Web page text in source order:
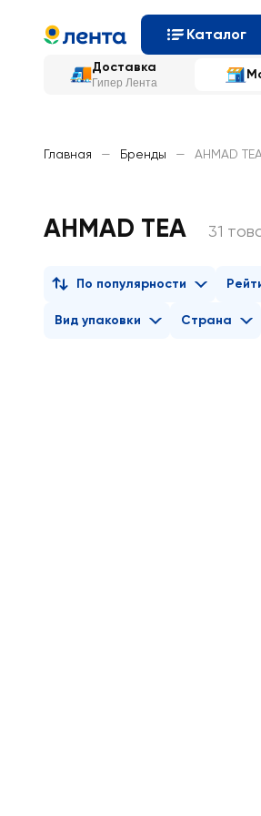
Каталог
Доставка
Гипер Лента
Главная — Бренды — AHMAD TEA
AHMAD TEA 31
По популярности
Вид упаковки Страна